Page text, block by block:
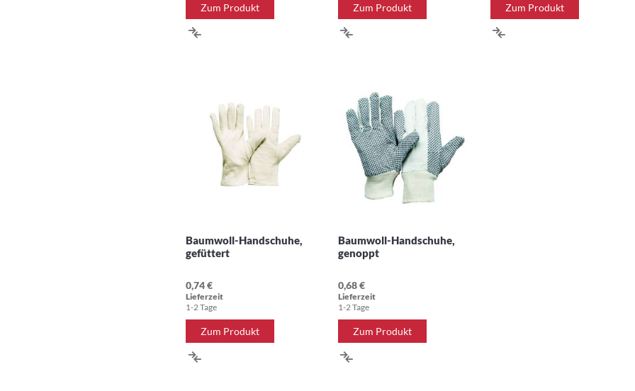
Zum Produkt
Zum Produkt
Zum Produkt
Baumwoll-Handschuhe,
gefüttert
0,74 €
Lieferzeit
1-2 Tage
Zum Produkt
Baumwoll-Handschuhe,
genoppt
0,68 €
Lieferzeit
1-2 Tage
Zum Produkt